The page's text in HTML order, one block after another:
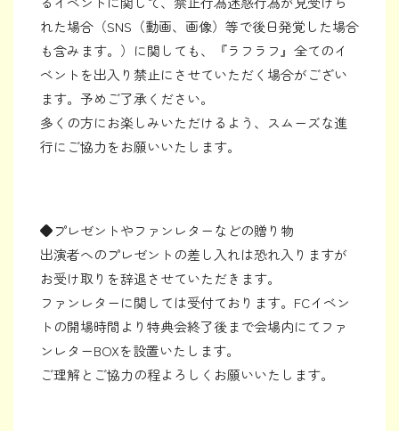
れた場合（SNS（動画、画像）等で後日発覚した場合
も含みます。）に関しても、『ラフラフ』全てのイ
ベントを出入り禁止にさせていただく場合がござい
ます。予めご了承ください。
多くの方にお楽しみいただけるよう、スムーズな進
行にご協力をお願いいたします。
◆プレゼントやファンレターなどの贈り物
出演者へのプレゼントの差し入れは恐れ入りますが
お受け取りを辞退させていただきます。
ファンレターに関しては受付ております。FCイベン
トの開場時間より特典会終了後まで会場内にてファ
ンレターBOXを設置いたします。
ご理解とご協力の程よろしくお願いいたします。